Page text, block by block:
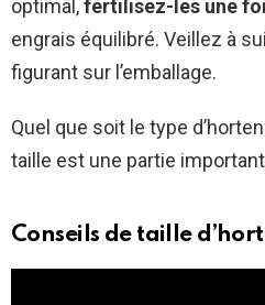
optimal,fertilisez-les une
engrais équilibré. Veillez à
figurant sur l’emballage.
Quel que soit le type
taille est une partie
Conseils de taille